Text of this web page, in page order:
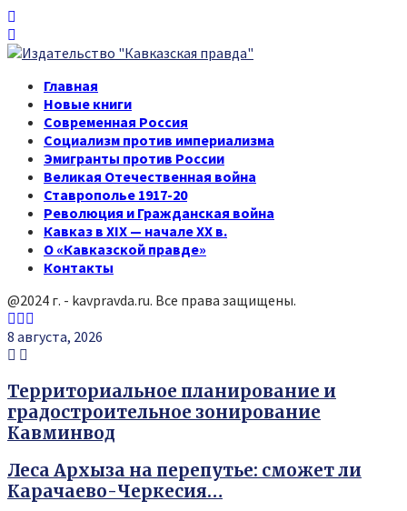
Главная
Новые книги
Современная Россия
Социализм против империализма
Эмигранты против России
Великая Отечественная война
Ставрополье 1917-20
Революция и Гражданская война
Кавказ в XIX — начале XX в.
О «Кавказской правде»
Контакты
@2024 г. - kavpravda.ru. Все права защищены.
Youtube
Vk
8 августа, 2026
Территориальное планирование и
градостроительное зонирование
Кавминвод
Леса Архыза на перепутье: сможет ли
Карачаево-Черкесия…